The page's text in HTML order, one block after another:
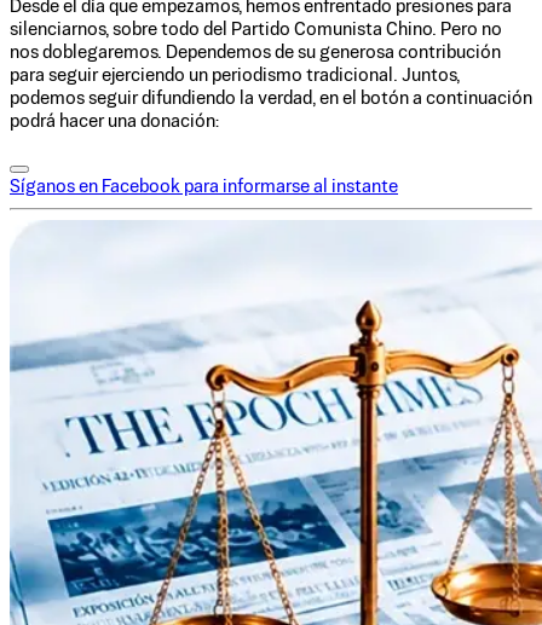
Desde el día que empezamos, hemos enfrentado presiones para
silenciarnos, sobre todo del Partido Comunista Chino. Pero no
nos doblegaremos. Dependemos de su generosa contribución
para seguir ejerciendo un periodismo tradicional. Juntos,
podemos seguir difundiendo la verdad, en el botón a continuación
podrá hacer una donación:
Síganos en Facebook para informarse al instante